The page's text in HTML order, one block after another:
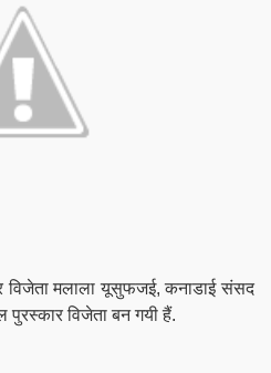
मलाला यूसुफजई, कनाडाई संसद
पुरस्कार विजेता बन गयी हैं.